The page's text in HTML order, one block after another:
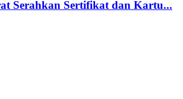
Serahkan Sertifikat dan Kartu...